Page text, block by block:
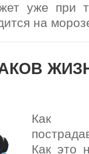
уже при
на
Как
Как это